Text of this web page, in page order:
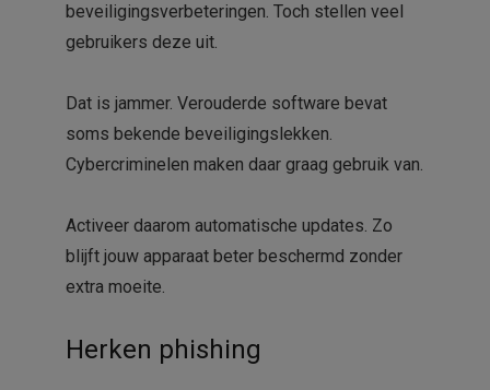
beveiligingsverbeteringen. Toch stellen veel
gebruikers deze uit.
Dat is jammer. Verouderde software bevat
soms bekende beveiligingslekken.
Cybercriminelen maken daar graag gebruik van.
Activeer daarom automatische updates. Zo
blijft jouw apparaat beter beschermd zonder
extra moeite.
Herken phishing